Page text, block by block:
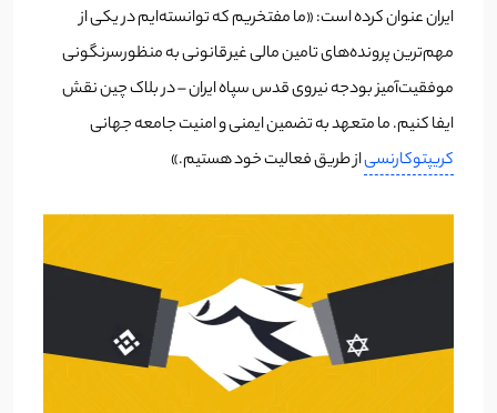
ایران عنوان کرده است: «ما مفتخریم که توانسته‌ایم در یکی از
مهم‌ترین پرونده‌های تامین مالی غیرقانونی به منظورسرنگونی
موفقیت‌آمیز بودجه نیروی قدس سپاه ایران – در بلاک چین نقش
ایفا کنیم. ما متعهد به تضمین ایمنی و امنیت جامعه جهانی
کریپتوکارنسیاز طریق فعالیت خود هستیم.»